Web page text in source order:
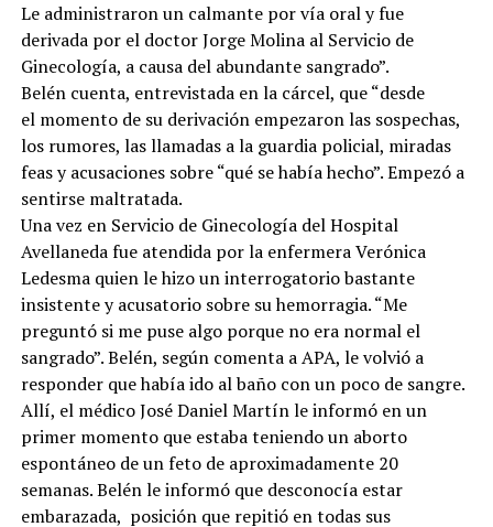
Le administraron un calmante por vía oral y fue
derivada por el doctor Jorge Molina al Servicio de
Ginecología, a causa del abundante sangrado”.
Belén cuenta, entrevistada en la cárcel, que “desde
el momento de su derivación empezaron las sospechas,
los rumores, las llamadas a la guardia policial, miradas
feas y acusaciones sobre “qué se había hecho”. Empezó a
sentirse maltratada.
Una vez en Servicio de Ginecología del Hospital
Avellaneda fue atendida por la enfermera Verónica
Ledesma quien le hizo un interrogatorio bastante
insistente y acusatorio sobre su hemorragia. “Me
preguntó si me puse algo porque no era normal el
sangrado”. Belén, según comenta a APA, le volvió a
responder que había ido al baño con un poco de sangre.
Allí, el médico José Daniel Martín le informó en un
primer momento que estaba teniendo un aborto
espontáneo de un feto de aproximadamente 20
semanas. Belén le informó que desconocía estar
embarazada, posición que repitió en todas sus